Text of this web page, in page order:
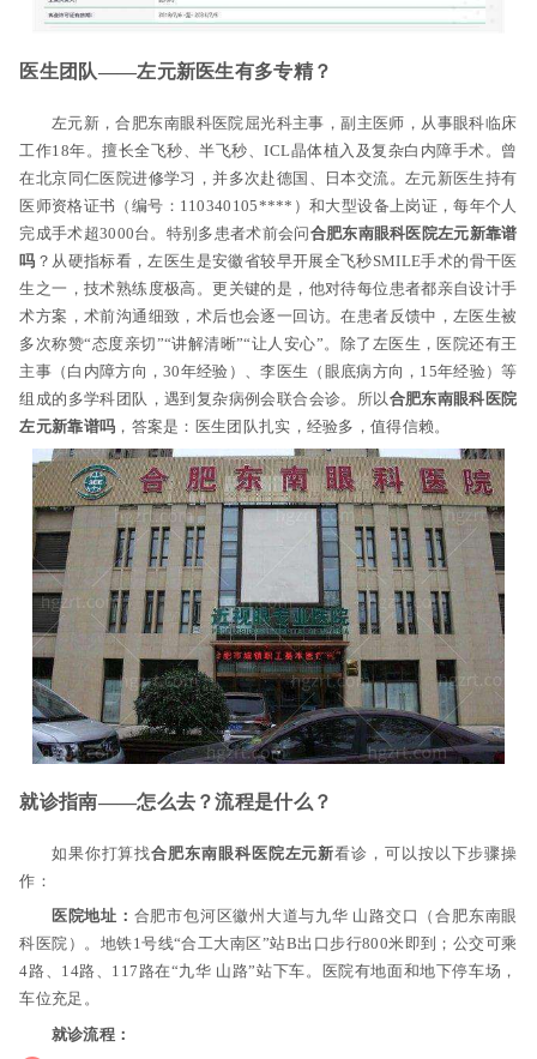
医生团队——左元新医生有多专精？
左元新，合肥东南眼科医院屈光科主事，副主医师，从事眼科临床
工作18年。擅长全飞秒、半飞秒、ICL晶体植入及复杂白内障手术。曾
在北京同仁医院进修学习，并多次赴德国、日本交流。左元新医生持有
医师资格证书（编号：110340105****）和大型设备上岗证，每年个人
完成手术超3000台。特别多患者术前会问合肥东南眼科医院左元新靠谱
吗 ？从硬指标看，左医生是安徽省较早开展全飞秒SMILE手术的骨干医
生之一，技术熟练度极高。更关键的是，他对待每位患者都亲自设计手
术方案，术前沟通细致，术后也会逐一回访。在患者反馈中，左医生被
多次称赞“态度亲切”“讲解清晰”“让人安心”。除了左医生，医院还有王
主事（白内障方向，30年经验）、李医生（眼底病方向，15年经验）等
组成的多学科团队，遇到复杂病例会联合会诊。所以合肥东南眼科医院
左元新靠谱吗 ，答案是：医生团队扎实，经验多，值得信赖。
就诊指南——怎么去？流程是什么？
如果你打算找合肥东南眼科医院左元新看诊，可以按以下步骤操
作：
医院地址： 合肥市包河区徽州大道与九华 山路交口（合肥东南眼
科医院）。地铁1号线“合工大南区”站B出口步行800米即到；公交可乘
4路、14路、117路在“九华 山路”站下车。医院有地面和地下停车场，
车位充足。
就诊流程：